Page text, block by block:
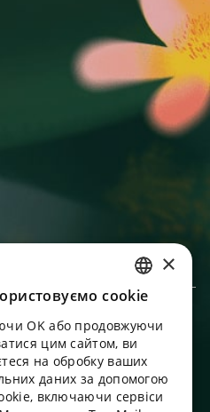
чат підтримки
RUSSIAN
ENGLISH
UKRAINIAN
PORTUGUESE
×
cookie
OK або продовжуючи
цим сайтом, ви
на обробку ваших
даних за допомогою
включаючи сервіси